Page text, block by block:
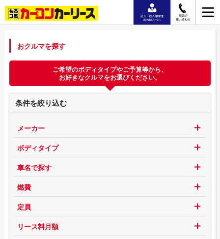
おクルマを探す
ご希望のボディタイプやご予算等から、
お好きなクルマをお選びください。
条件を絞り込む
メーカー
ボディタイプ
車名で探す
燃費
定員
リース料月額